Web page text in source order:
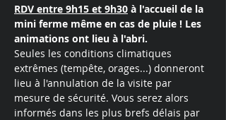
RDV entre 9h15 et 9h30 à l'accueil de la
mini ferme même en cas de pluie ! Les
animations ont lieu à l'abri.
Seules les conditions climatiques
extrêmes (tempête, orages...) donneront
lieu à l'annulation de la visite par
mesure de sécurité. Vous serez alors
informés dans les plus brefs délais par